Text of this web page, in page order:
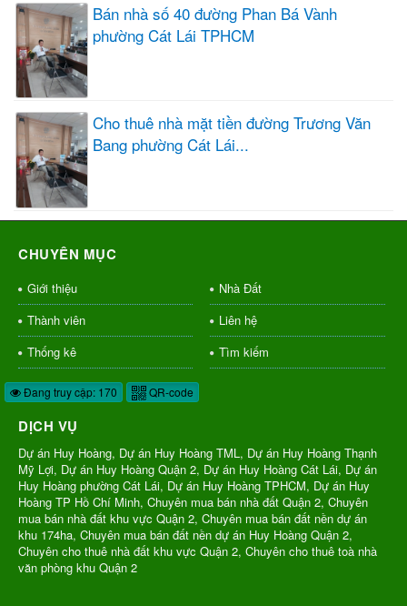
Bán nhà số 40 đường Phan Bá Vành
phường Cát Lái TPHCM
Cho thuê nhà mặt tiền đường Trương Văn
Bang phường Cát Lái...
CHUYÊN MỤC
Giới thiệu
Nhà Đất
Thành viên
Liên hệ
Thống kê
Tìm kiếm
Đang truy cập: 170 QR-code
DỊCH VỤ
Dự án Huy Hoàng, Dự án Huy Hoàng TML, Dự án Huy Hoàng Thạnh
Mỹ Lợi, Dự án Huy Hoàng Quận 2, Dự án Huy Hoàng Cát Lái, Dự án
Huy Hoàng phường Cát Lái, Dự án Huy Hoàng TPHCM, Dự án Huy
Hoàng TP Hồ Chí Minh, Chuyên mua bán nhà đất Quận 2, Chuyên
mua bán nhà đất khu vực Quận 2, Chuyên mua bán đất nền dự án
khu 174ha, Chuyên mua bán đất nền dự án Huy Hoàng Quận 2,
Chuyên cho thuê nhà đất khu vực Quận 2, Chuyên cho thuê toà nhà
văn phòng khu Quận 2